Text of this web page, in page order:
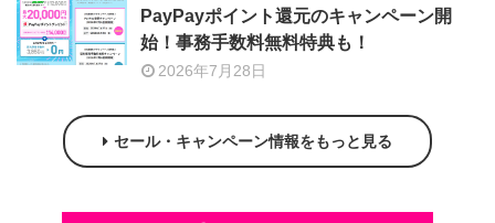
PayPayポイント還元のキャンペーン開
始！事務手数料無料特典も！
2026年7月28日
セール・キャンペーン情報をもっと見る